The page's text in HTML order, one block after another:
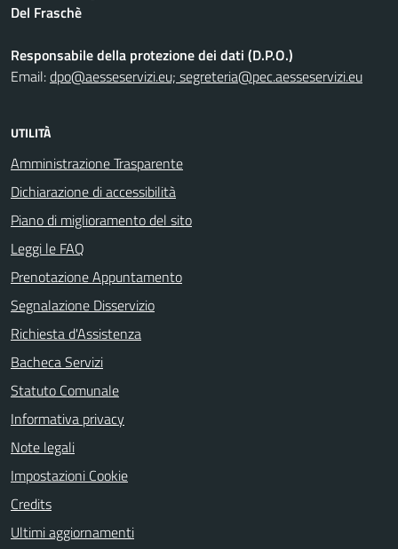
Del Fraschè
Responsabile della protezione dei dati (D.P.O.)
Email:dpo@aesseservizi.eu; segreteria@pec.aesseservizi.eu
UTILITÀ
Amministrazione Trasparente
Dichiarazione di accessibilità
Piano di miglioramento del sito
Leggi le FAQ
Prenotazione Appuntamento
Segnalazione Disservizio
Richiesta d'Assistenza
Bacheca Servizi
Statuto Comunale
Informativa privacy
Note legali
Impostazioni Cookie
Credits
Ultimi aggiornamenti